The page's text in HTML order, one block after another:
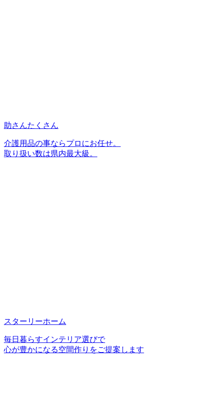
助さんたくさん
介護用品の事ならプロにお任せ。
取り扱い数は県内最大級。
スターリーホーム
毎日暮らすインテリア選びで
心が豊かになる空間作りをご提案します